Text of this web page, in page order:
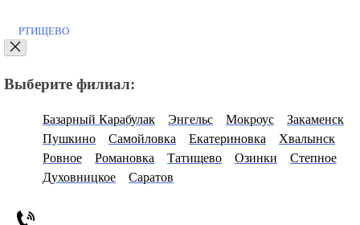
РТИЩЕВО
Выберите филиал:
Базарный Карабулак Энгельс Мокроус
Закаменск
Пушкино
Самойловка Екатериновка
Хвалынск
Ровное
Романовка Татищево Озинки
Степное
Духовницкое
Саратов